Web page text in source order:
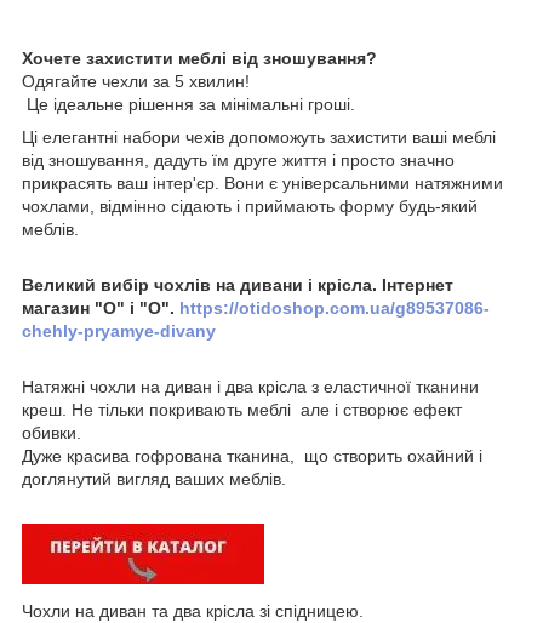
Хочете захистити меблі від зношування?
Одягайте чехли за 5 хвилин!
Це ідеальне рішення за мінімальні гроші.
Ці елегантні набори чехів допоможуть захистити ваші меблі
від зношування, дадуть їм друге життя і просто значно
прикрасять ваш інтер'єр. Вони є універсальними натяжними
чохлами, відмінно сідають і приймають форму будь-який
меблів.
Великий вибір чохлів на дивани і крісла. Інтернет
магазин "О" і "О". https://otidoshop.com.ua/g89537086-
chehly-pryamye-divany
Натяжні чохли на диван і два крісла з еластичної тканини
креш. Не тільки покривають меблі але і створює ефект
обивки.
Дуже красива гофрована тканина, що створить охайний і
доглянутий вигляд ваших меблів.
Чохли на диван та два крісла зі спідницею.